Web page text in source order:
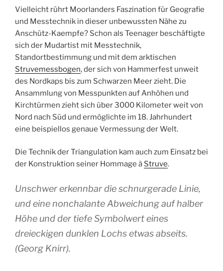
Vielleicht rührt Moorlanders Faszination für Geografie
und Messtechnik in dieser unbewussten Nähe zu
Anschütz-Kaempfe? Schon als Teenager beschäftigte
sich der Mudartist mit Messtechnik,
Standortbestimmung und mit dem arktischen
Struvemessbogen, der sich von Hammerfest unweit
des Nordkaps bis zum Schwarzen Meer zieht. Die
Ansammlung von Messpunkten auf Anhöhen und
Kirchtürmen zieht sich über 3000 Kilometer weit von
Nord nach Süd und ermöglichte im 18. Jahrhundert
eine beispiellos genaue Vermessung der Welt.
Die Technik der Triangulation kam auch zum Einsatz bei
der Konstruktion seiner Hommage à Struve.
Unschwer erkennbar die schnurgerade Linie,
und eine nonchalante Abweichung auf halber
Höhe und der tiefe Symbolwert eines
dreieckigen dunklen Lochs etwas abseits.
(Georg Knirr).